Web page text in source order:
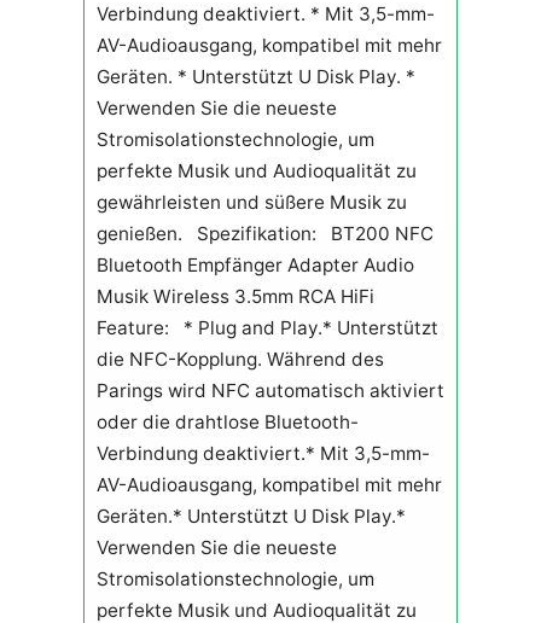
Verbindung deaktiviert. * Mit 3,5-mm-
AV-Audioausgang, kompatibel mit mehr
Geräten. * Unterstützt U Disk Play. *
Verwenden Sie die neueste
Stromisolationstechnologie, um
perfekte Musik und Audioqualität zu
gewährleisten und süßere Musik zu
genießen. Spezifikation: BT200 NFC
Bluetooth Empfänger Adapter Audio
Musik Wireless 3.5mm RCA HiFi
Feature: * Plug and Play.* Unterstützt
die NFC-Kopplung. Während des
Parings wird NFC automatisch aktiviert
oder die drahtlose Bluetooth-
Verbindung deaktiviert.* Mit 3,5-mm-
AV-Audioausgang, kompatibel mit mehr
Geräten.* Unterstützt U Disk Play.*
Verwenden Sie die neueste
Stromisolationstechnologie, um
perfekte Musik und Audioqualität zu